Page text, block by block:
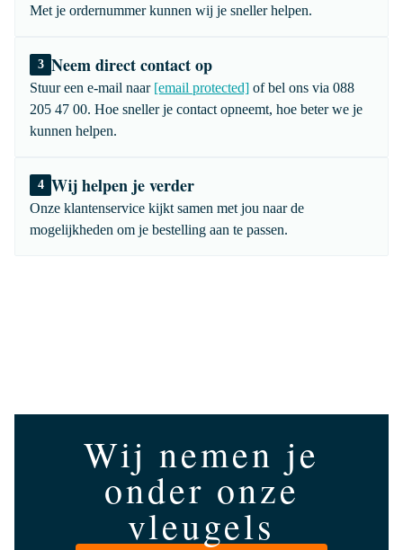
Met je ordernummer kunnen wij je sneller helpen.
3 Neem direct contact op
Stuur een e-mail naar [email protected] of bel ons via 088
205 47 00. Hoe sneller je contact opneemt, hoe beter we je
kunnen helpen.
4 Wij helpen je verder
Onze klantenservice kijkt samen met jou naar de
mogelijkheden om je bestelling aan te passen.
Wij nemen je
onder onze
vleugels